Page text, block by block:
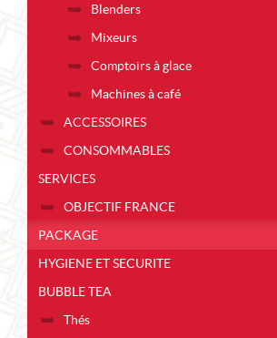
Blenders
Mixeurs
Comptoirs à glace
Machines à café
ACCESSOIRES
CONSOMMABLES
SERVICES
OBJECTIF FRANCE
PACKAGE
HYGIENE ET SECURITE
BUBBLE TEA
Thés